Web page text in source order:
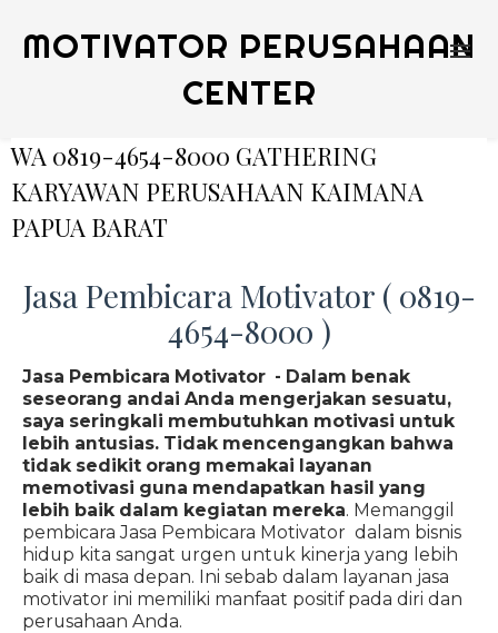
MOTIVATOR PERUSAHAAN
CENTER
WA 0819-4654-8000 GATHERING
KARYAWAN PERUSAHAAN KAIMANA
PAPUA BARAT
Jasa Pembicara Motivator ( 0819-
4654-8000 )
Jasa Pembicara Motivator - Dalam benak
seseorang andai Anda mengerjakan sesuatu,
saya seringkali membutuhkan motivasi untuk
lebih antusias. Tidak mencengangkan bahwa
tidak sedikit orang memakai layanan
memotivasi guna mendapatkan hasil yang
lebih baik dalam kegiatan mereka. Memanggil
pembicara Jasa Pembicara Motivator dalam bisnis
hidup kita sangat urgen untuk kinerja yang lebih
baik di masa depan. Ini sebab dalam layanan jasa
motivator ini memiliki manfaat positif pada diri dan
perusahaan Anda.